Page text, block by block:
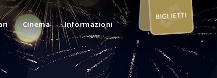
Cinema Informazioni
BIGLIETTI